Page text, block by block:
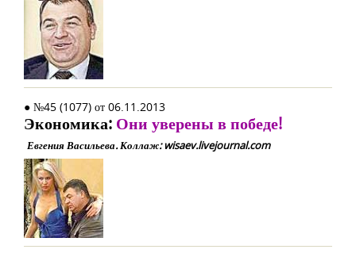
● №45 (1077) от 06.11.2013
Экономика: Они уверены в победе!
Евгения Васильева. Коллаж: wisaev.livejournal.com